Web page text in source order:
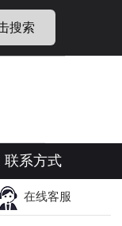
搜索
肖福运
佛牌的
生意财
联系方式
在线客服